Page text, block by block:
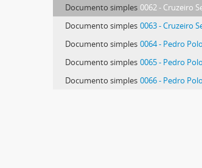
Documento simples 0062 - Cruzeiro Seixas, Manolo Mateos, Valera
Documento simples 0063 - Cruzeiro Seixas, Isabel Meyrelles, Perfecto
Documento simples 0064 - Pedro Polo e
Documento simples 0065 - Pedro Polo e
Documento simples 0066 - Pedro Polo e